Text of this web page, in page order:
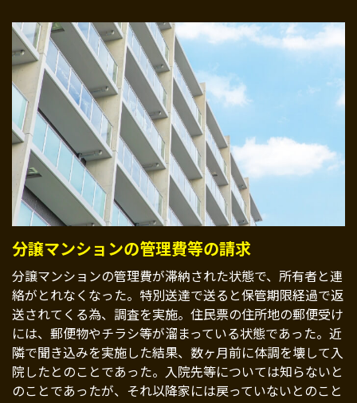
分譲マンションの管理費等の請求
分譲マンションの管理費が滞納された状態で、所有者と連
絡がとれなくなった。特別送達で送ると保管期限経過で返
送されてくる為、調査を実施。住民票の住所地の郵便受け
には、郵便物やチラシ等が溜まっている状態であった。近
隣で聞き込みを実施した結果、数ヶ月前に体調を壊して入
院したとのことであった。入院先等については知らないと
のことであったが、それ以降家には戻っていないとのこと